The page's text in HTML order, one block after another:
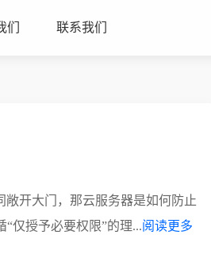
们 联系我们
开大门，那云服务器是如何防止
仅授予必要权限”的理...阅读更多